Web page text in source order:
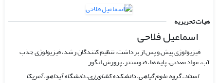
هیات تحریریه
اسماعیل فلاحی
فیزیولوژی پیش و پس از برداشت، تنظیم کنندگان رشد، فیزیولوژی جذب
آب، مواد معدنی، پایه ها، فتوسنتز، پرورش انگور
استاد، گروه علوم گیاهی، دانشکده کشاورزی، دانشگاه آیداهو، آمریکا